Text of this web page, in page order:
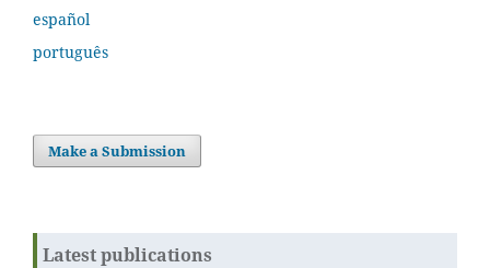
español
português
Make a Submission
Latest publications